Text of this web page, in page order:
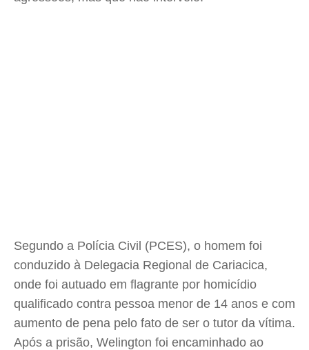
Segundo a Polícia Civil (PCES), o homem foi
conduzido à Delegacia Regional de Cariacica,
onde foi autuado em flagrante por homicídio
qualificado contra pessoa menor de 14 anos e com
aumento de pena pelo fato de ser o tutor da vítima.
Após a prisão, Welington foi encaminhado ao